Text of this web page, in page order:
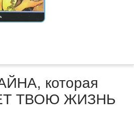
которая
ТВОЮ ЖИЗНЬ